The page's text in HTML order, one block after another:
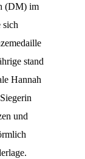
(DM) im
sich
stand
Hannah
und